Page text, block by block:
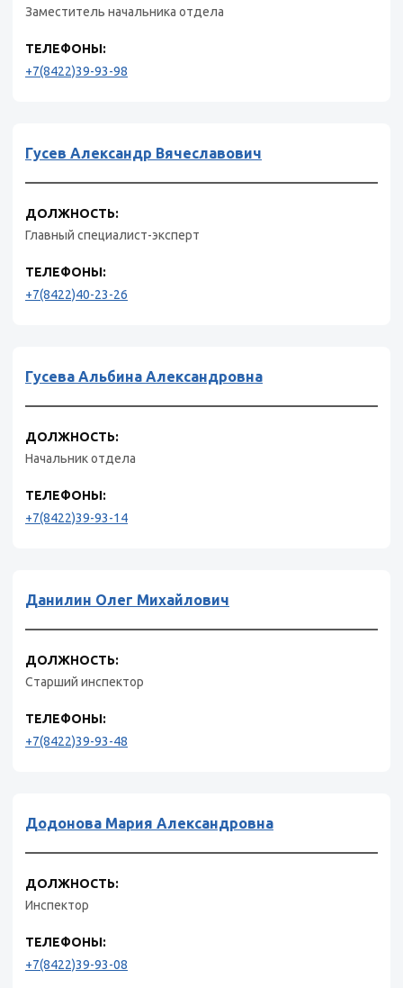
Заместитель начальника отдела
ТЕЛЕФОНЫ:
+7(8422)39-93-98
Гусев Александр Вячеславович
ДОЛЖНОСТЬ:
Главный специалист-эксперт
ТЕЛЕФОНЫ:
+7(8422)40-23-26
Гусева Альбина Александровна
ДОЛЖНОСТЬ:
Начальник отдела
ТЕЛЕФОНЫ:
+7(8422)39-93-14
Данилин Олег Михайлович
ДОЛЖНОСТЬ:
Старший инспектор
ТЕЛЕФОНЫ:
+7(8422)39-93-48
Додонова Мария Александровна
ДОЛЖНОСТЬ:
Инспектор
ТЕЛЕФОНЫ:
+7(8422)39-93-08